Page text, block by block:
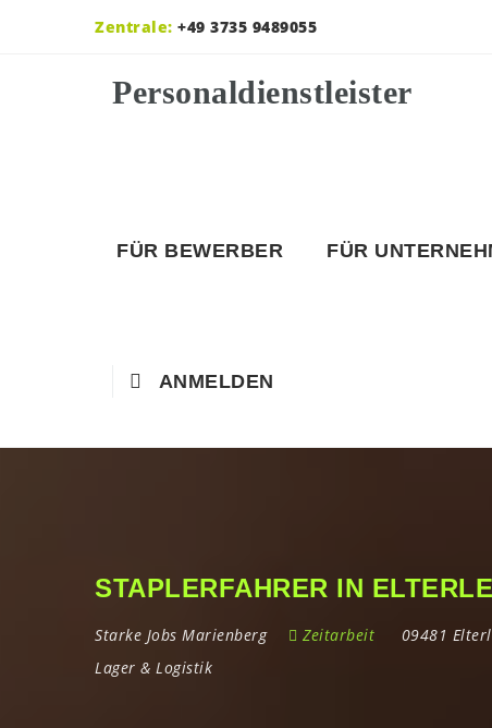
Zentrale: +49 3735 9489055
FÜR BEWERBER FÜR
ANMELDEN
STAPLERFAHRER IN
Starke Jobs Marienberg Zeitarbeit 09481
Lager & Logistik